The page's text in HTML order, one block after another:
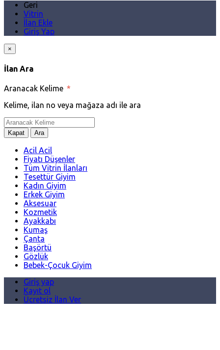
Geri
Vitrin
İlan Ekle
Giriş Yap
×
İlan Ara
Aranacak Kelime *
Kelime, ilan no veya mağaza adı ile ara
Kapat Ara
Acil Acil
Fiyatı Düşenler
Tüm Vitrin İlanları
Tesettür Giyim
Kadın Giyim
Erkek Giyim
Aksesuar
Kozmetik
Ayakkabı
Kumaş
Çanta
Başörtü
Gözlük
Bebek-Çocuk Giyim
Giriş yap
Kayıt ol
Ücretsiz İlan Ver